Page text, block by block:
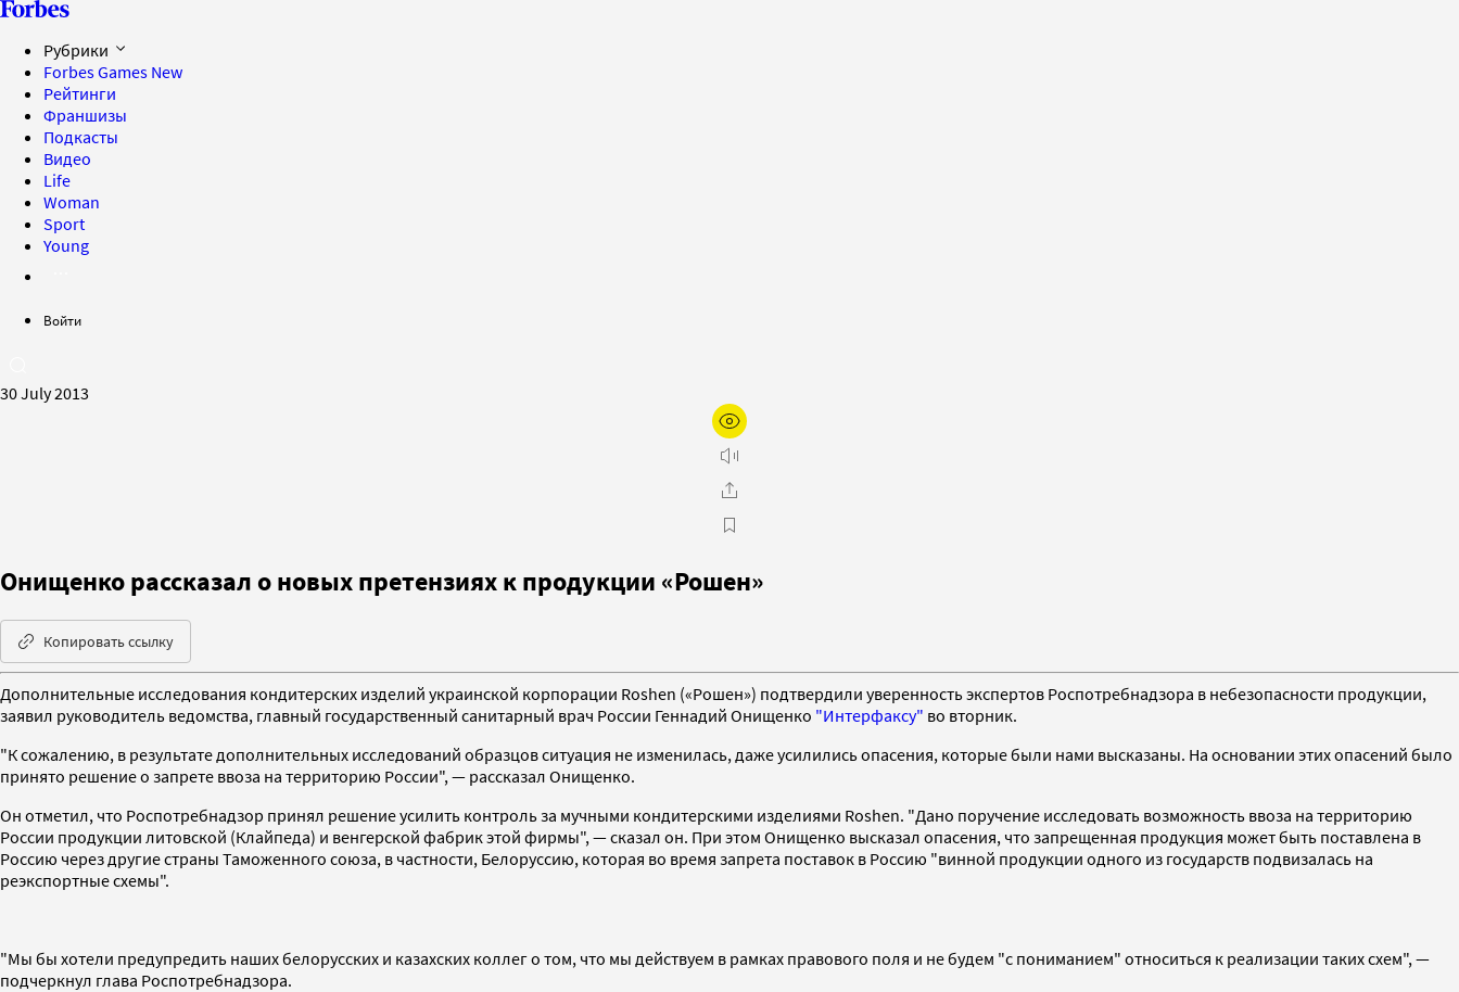
Рубрики
Forbes Games New
Рейтинги
Франшизы
Подкасты
Видео
Life
Woman
Sport
Young
Войти
30 July 2013
Онищенко рассказал о новых претензиях к продукции «Рошен»
Копировать ссылку
Дополнительные исследования кондитерских изделий украинской корпорации Roshen («Рошен») подтвердили уверенность экспертов Роспотребнадзора в небезопасности продукции,
заявил руководитель ведомства, главный государственный санитарный врач России Геннадий Онищенко "Интерфаксу" во вторник.
"К сожалению, в результате дополнительных исследований образцов ситуация не изменилась, даже усилились опасения, которые были нами высказаны. На основании этих опасений было
принято решение о запрете ввоза на территорию России", — рассказал Онищенко.
Он отметил, что Роспотребнадзор принял решение усилить контроль за мучными кондитерскими изделиями Roshen. "Дано поручение исследовать возможность ввоза на территорию
России продукции литовской (Клайпеда) и венгерской фабрик этой фирмы", — сказал он. При этом Онищенко высказал опасения, что запрещенная продукция может быть поставлена в
Россию через другие страны Таможенного союза, в частности, Белоруссию, которая во время запрета поставок в Россию "винной продукции одного из государств подвизалась на
реэкспортные схемы".
"Мы бы хотели предупредить наших белорусских и казахских коллег о том, что мы действуем в рамках правового поля и не будем "с пониманием" относиться к реализации таких схем", —
подчеркнул глава Роспотребнадзора.